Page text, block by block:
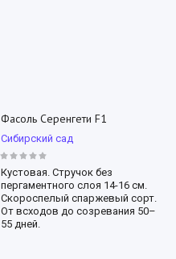
Фасоль Серенгети F1
Сибирский сад
Кустовая. Стручок без
пергаментного слоя 14-16 см.
Скороспелый спаржевый сорт.
От всходов до созревания 50–
55 дней.